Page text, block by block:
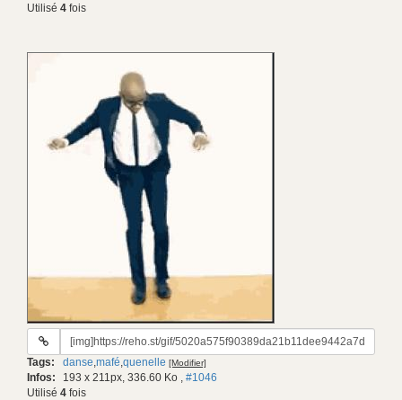
Utilisé 4 fois
URL
gif:
Tags: danse,mafé,quenelle [Modifier]
Infos: 193 x 211px, 336.60 Ko , #1046
Utilisé 4 fois